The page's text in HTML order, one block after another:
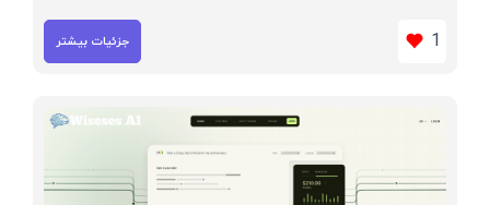
1 جزئیات بیشتر